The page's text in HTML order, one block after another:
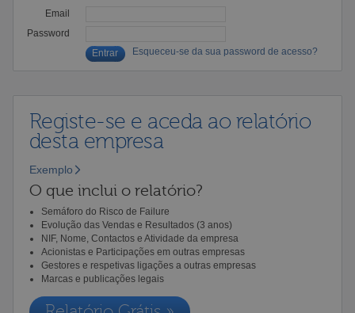
Email
Password
Esqueceu-se da sua password de acesso?
Registe-se e aceda ao relatório
desta empresa
Exemplo
O que inclui o relatório?
Semáforo do Risco de Failure
Evolução das Vendas e Resultados (3 anos)
NIF, Nome, Contactos e Atividade da empresa
Acionistas e Participações em outras empresas
Gestores e respetivas ligações a outras empresas
Marcas e publicações legais